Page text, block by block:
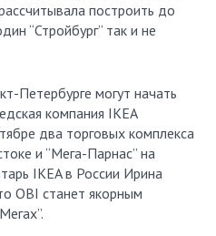
построить до
“Стройбург” так и не
Петербурге могут начать
компания IKEA
два торговых комплекса
и “Мега-Парнас” на
IKEA в России Ирина
OBI станет якорным